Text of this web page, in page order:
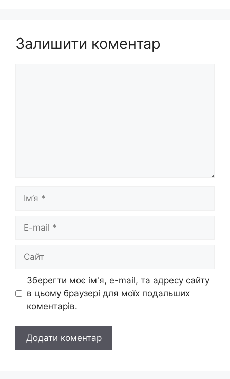
Залишити коментар
Ім’я
Сайт
Зберегти моє ім'я, e-mail, та адресу сайту
в цьому браузері для моїх подальших
коментарів.